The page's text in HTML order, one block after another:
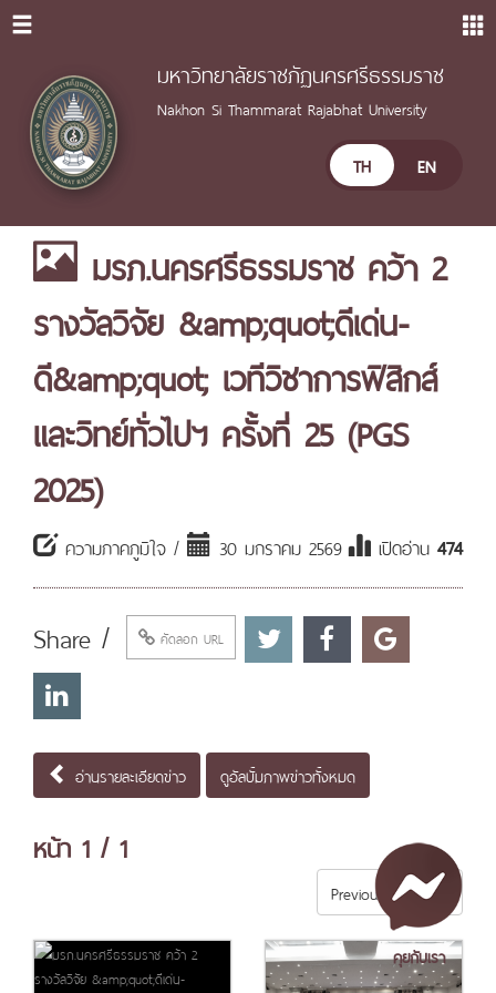
มหาวิทยาลัยราชภัฏนครศรีธรรมราช
Nakhon Si Thammarat Rajabhat University
TH EN
มรภ.นครศรีธรรมราช คว้า 2
รางวัลวิจัย &amp;quot;ดีเด่น-
ดี&amp;quot; เวทีวิชาการฟิสิกส์
และวิทย์ทั่วไปฯ ครั้งที่ 25 (PGS
2025)
ความภาคภูมิใจ / 30 มกราคม 2569 เปิดอ่าน 474
Share / คัดลอก URL
อ่านรายละเอียดข่าว ดูอัลบั้มภาพข่าวทั้งหมด
หน้า 1 / 1
Previous Next
คุยกับเรา